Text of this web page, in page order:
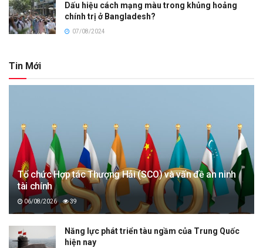
Dấu hiệu cách mạng màu trong khủng hoảng
chính trị ở Bangladesh?
07/08/2024
Tin Mới
Tổ chức Hợp tác Thượng Hải (SCO) và vấn đề an ninh
tài chính
06/08/2026 39
Năng lực phát triển tàu ngầm của Trung Quốc
hiện nay